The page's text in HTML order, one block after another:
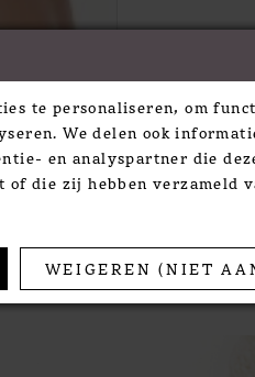
te personaliseren, om
We delen ook
en analyspartner die
die zij hebben verzameld
WEIGEREN (NIET